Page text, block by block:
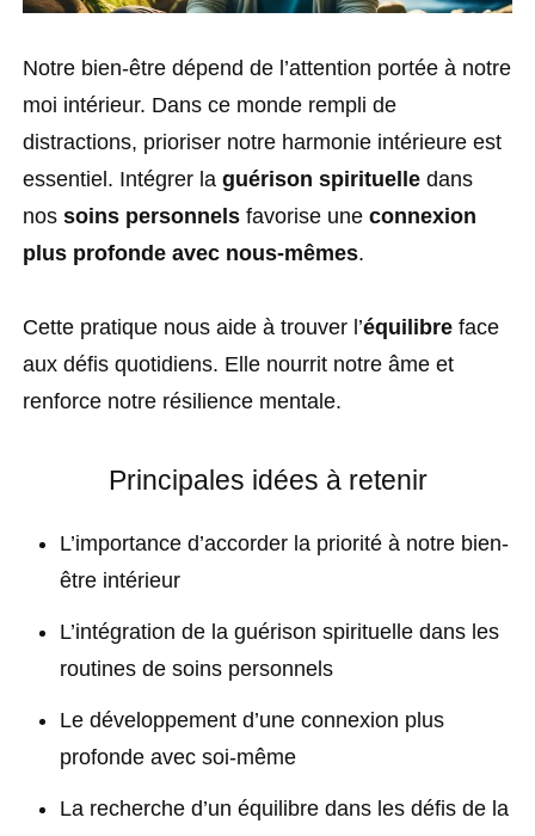
Notre bien-être dépend de l’attention portée à notre
moi intérieur. Dans ce monde rempli de
distractions, prioriser notre harmonie intérieure est
essentiel. Intégrer la guérison spirituelle dans
nos soins personnels favorise une connexion
plus profonde avec nous-mêmes.
Cette pratique nous aide à trouver l’équilibre face
aux défis quotidiens. Elle nourrit notre âme et
renforce notre résilience mentale.
Principales idées à retenir
L’importance d’accorder la priorité à notre bien-
être intérieur
L’intégration de la guérison spirituelle dans les
routines de soins personnels
Le développement d’une connexion plus
profonde avec soi-même
La recherche d’un équilibre dans les défis de la